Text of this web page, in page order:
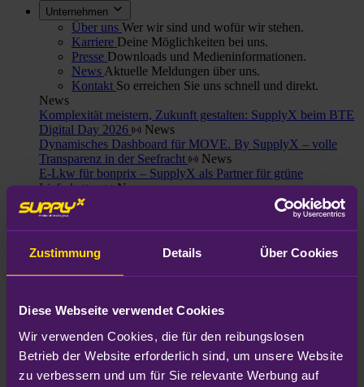
Zustimmung Details Über Cookies
Diese Webseite verwendet Cookies
Wir verwenden Cookies, die für den reibungslosen
Betrieb der Website erforderlich sind, um unsere Website
zu verbessern und um für Sie relevante Werbung auf
Unternehmen
Über uns Wer wir sind und wofür wir stehen.
Karriere Deine Möglichkeiten bei uns.
Presse Downloads und Medieninformationen.
News Aktuelle Meldungen über uns.
Kontakt So erreichen Sie uns schnell und direkt.
News
Komplexität meistern, Zukunft gestalten: SupplyX beim BTE
Digital Day 2026
News
Dynamisches Dashboard für MOVE. By SupplyX – volle
Transparenz in der Seefracht
News
E-Lkw für bonprix – SupplyX als Partner für grüne
Lieferketten
News
de
de
en
de
en